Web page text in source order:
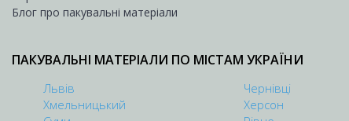
Блог про пакувальні матеріали
ПАКУВАЛЬНІ МАТЕРІАЛИ ПО МІСТАМ УКРАЇНИ
Львів Чернівці
Хмельницький
Херсон